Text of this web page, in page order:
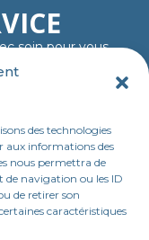
des technologies
aux informations des
nous permettra de
de navigation ou les ID
de retirer son
caractéristiques
soin pour vous
de rouler…